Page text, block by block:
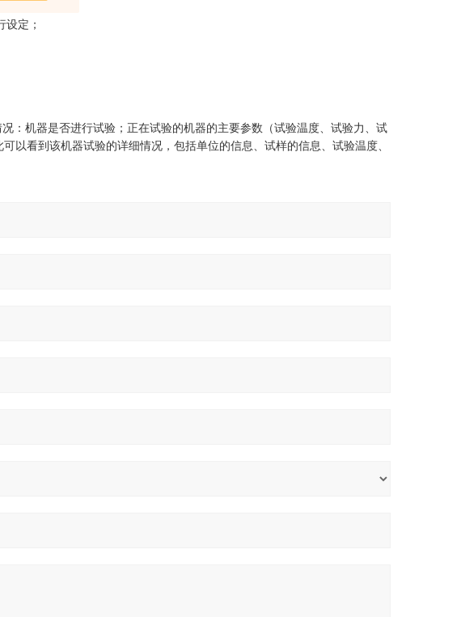
设定 ；
：机器是否进行试验；正在试验的机器的主要参数（试验温度、试验力、试
以看到该机器试验的详细情况，包括单位的信息、试样的信息、试验温度、